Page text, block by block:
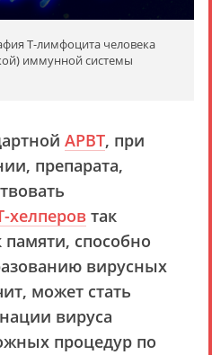
T-лимфоцита человека
иммунной системы
АРВТ, при
препарата,
хелперов так
способно
вирусных
может стать
вируса
процедур по